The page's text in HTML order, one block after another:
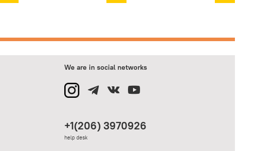
We are in social networks
+1(206) 3970926
help desk